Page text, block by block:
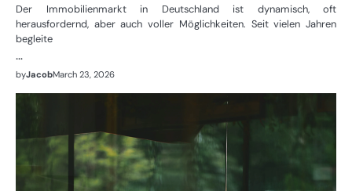
Der Immobilienmarkt in Deutschland ist dynamisch, oft
herausfordernd, aber auch voller Möglichkeiten. Seit vielen Jahren
begleite
…
byJacobMarch 23, 2026